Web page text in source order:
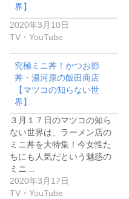
界】
2020年3月10日
TV・YouTube
究極ミニ丼！かつお節
丼・湯河原の飯田商店
【マツコの知らない世
界】
３月１７日のマツコの知ら
ない世界は、ラーメン店の
ミニ丼を大特集！今女性た
ちにも人気だという魅惑の
ミニ…
2020年3月17日
TV・YouTube